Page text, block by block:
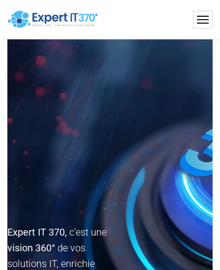
Solutions
cybersécurité
performancedes
entreprises
EXPERT IT
370°
Expert IT 370, c’est une
vision 360° de vos
solutions IT, enrichie